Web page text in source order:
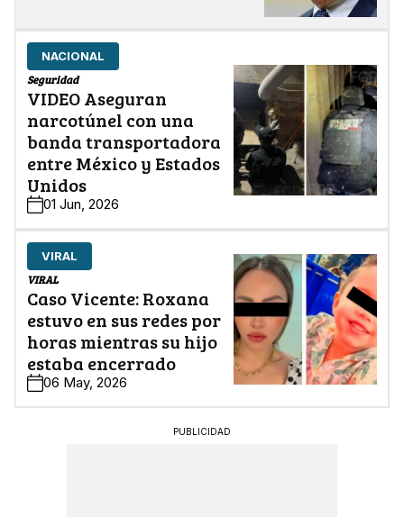
NACIONAL
Seguridad
VIDEO Aseguran
narcotúnel con una
banda transportadora
entre México y Estados
Unidos
01 Jun, 2026
VIRAL
VIRAL
Caso Vicente: Roxana
estuvo en sus redes por
horas mientras su hijo
estaba encerrado
06 May, 2026
PUBLICIDAD